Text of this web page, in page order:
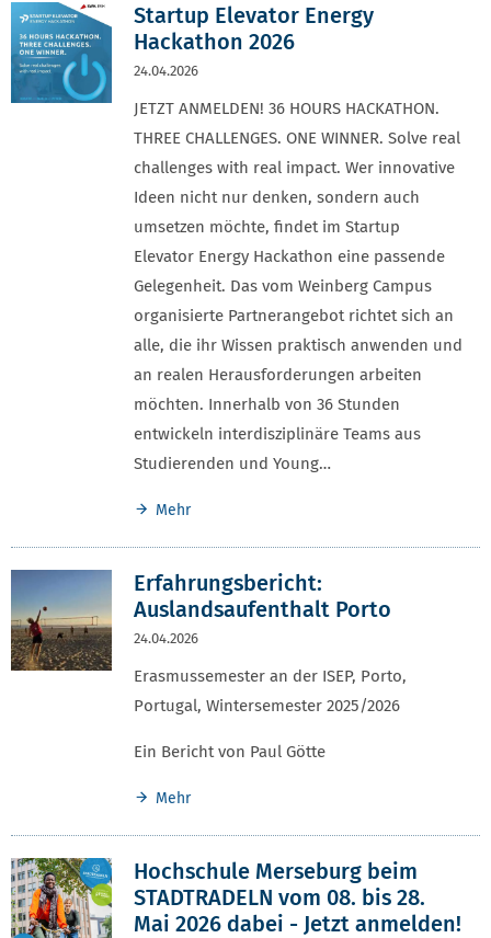
Startup Elevator Energy
Hackathon 2026
24.04.2026
JETZT ANMELDEN! 36 HOURS HACKATHON.
THREE CHALLENGES. ONE WINNER. Solve real
challenges with real impact. Wer innovative
Ideen nicht nur denken, sondern auch
umsetzen möchte, findet im Startup
Elevator Energy Hackathon eine passende
Gelegenheit. Das vom Weinberg Campus
organisierte Partnerangebot richtet sich an
alle, die ihr Wissen praktisch anwenden und
an realen Herausforderungen arbeiten
möchten. Innerhalb von 36 Stunden
entwickeln interdisziplinäre Teams aus
Studierenden und Young…
Mehr
Erfahrungsbericht:
Auslandsaufenthalt Porto
24.04.2026
Erasmussemester an der ISEP, Porto,
Portugal, Wintersemester 2025/2026
Ein Bericht von Paul Götte
Mehr
Hochschule Merseburg beim
STADTRADELN vom 08. bis 28.
Mai 2026 dabei - Jetzt anmelden!